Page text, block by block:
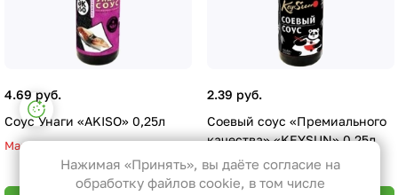
4.69 руб.
Соус Унаги «AKISO» 0,25л
Мало
2.39 руб.
Соевый соус «Премиального
качества» «KEYSUN» 0,25л
Настройки файлов cookie
Функциональные
Эти файлы необходимы для
функционирования сайта и не
Нажимая «Принять», вы даёте согласие на
обработку файлов cookie, в том числе